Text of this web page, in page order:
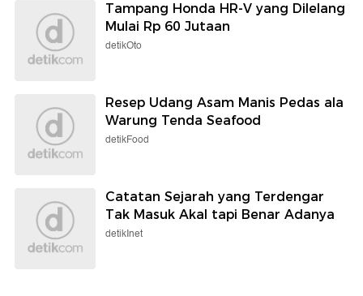
Tampang Honda HR-V yang Dilelang
Mulai Rp 60 Jutaan
detikOto
Resep Udang Asam Manis Pedas ala
Warung Tenda Seafood
detikFood
Catatan Sejarah yang Terdengar
Tak Masuk Akal tapi Benar Adanya
detikInet